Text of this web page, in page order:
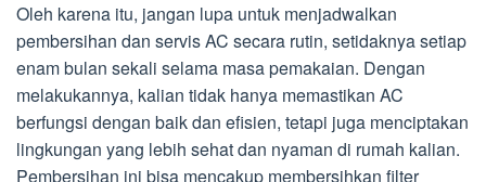
Oleh karena itu, jangan lupa untuk menjadwalkan
pembersihan dan servis AC secara rutin, setidaknya setiap
enam bulan sekali selama masa pemakaian. Dengan
melakukannya, kalian tidak hanya memastikan AC
berfungsi dengan baik dan efisien, tetapi juga menciptakan
lingkungan yang lebih sehat dan nyaman di rumah kalian.
Pembersihan ini bisa mencakup membersihkan filter